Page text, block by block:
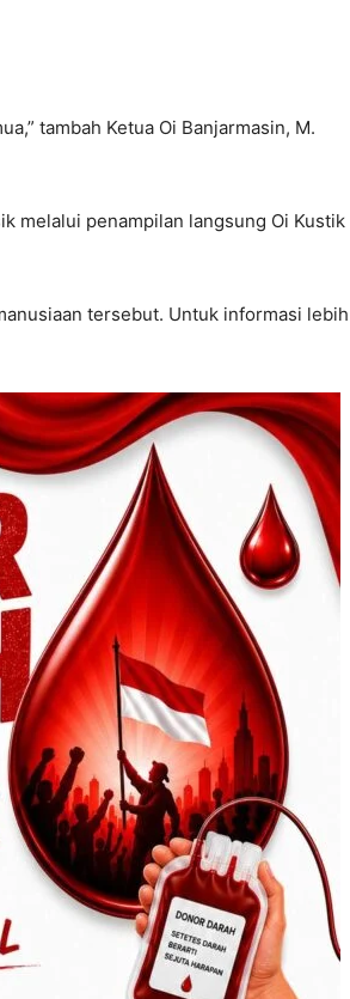
tambah Ketua Oi Banjarmasin, M.
melalui penampilan langsung Oi Kustik
tersebut. Untuk informasi lebih